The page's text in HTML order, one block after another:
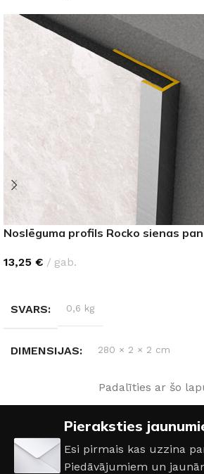
Noslēguma profils Rocko sienas
13,25 € gab.
SVARS 0,6 kg
DIMENSIJAS 280 × 2 × 2 cm
Sudrabs ,Melns ,Balta ,
Padalīties ar šo
Pieraksties
Esi pirmais kas uzzina
Piedāvājumiem un